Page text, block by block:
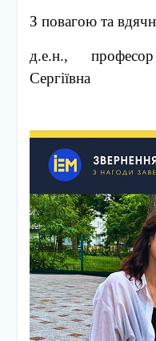
З повагою та
д.е.н.,
Сергіївна